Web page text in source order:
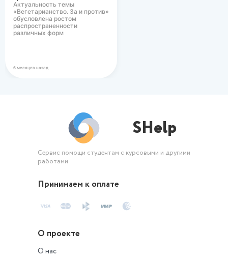
Актуальность темы
«Вегетарианство. За и против»
обусловлена ростом
распространенности
различных форм
6 месяцев назад
SHelp
Сервис помощи студентам с курсовыми и другими
работами
Принимаем к оплате
О проекте
О нас